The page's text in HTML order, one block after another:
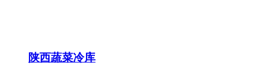
陕西蔬菜冷库